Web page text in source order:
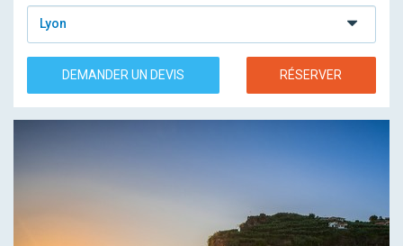
Lyon
DEMANDER UN DEVIS RÉSERVER